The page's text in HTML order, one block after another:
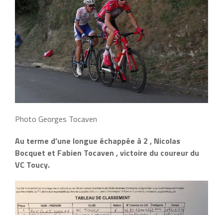
Photo Georges Tocaven
Au terme d’une longue échappée à 2 , Nicolas
Bocquet et Fabien Tocaven , victoire du coureur du
VC Toucy.